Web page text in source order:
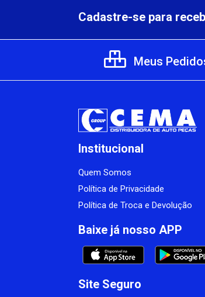
Cadastre-se para
Meus
Institucional
Quem Somos
Política de Privacidade
Política de Troca e Devolução
Baixe já nosso APP
Site Seguro